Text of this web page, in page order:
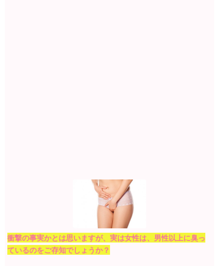
衝撃の事実かとは思いますが、実は女性は、男性以上に臭っ
ているのをご存知でしょうか？